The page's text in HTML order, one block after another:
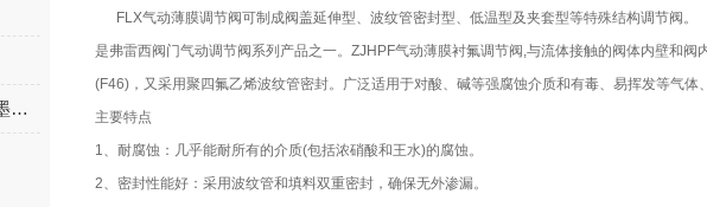
一文带您详细了解下手动球墨铸铁闸阀
FLX气动薄膜调节阀可制成阀盖延伸型、波纹管密封型、低温型及夹套型等特殊结构调节阀。
是弗雷西阀门气动调节阀系列产品之一。ZJHPF气动薄膜衬氟调节阀,与流体接触的阀体内壁和
(F46)，又采用聚四氟乙烯波纹管密封。广泛适用于对酸、碱等强腐蚀介质和有毒、易挥发等气体
主要特点
1、耐腐蚀：几乎能耐所有的介质(包括浓硝酸和王水)的腐蚀。
2、密封性能好：采用波纹管和填料双重密封，确保无外渗漏。